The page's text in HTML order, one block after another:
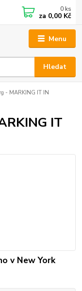
Menu
Hledat
0 ks
za 0,00 Kč
- MARKING IT IN
IT
v New York